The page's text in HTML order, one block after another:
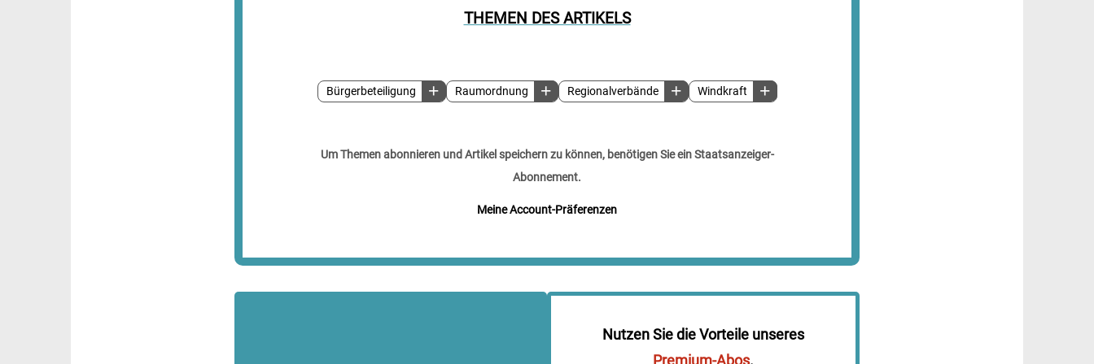
THEMEN DES ARTIKELS
Bürgerbeteiligung Raumordnung Regionalverbände Windkraft
Um Themen abonnieren und Artikel speichern zu können, benötigen Sie ein Staatsanzeiger-
Abonnement.
Meine Account-Präferenzen
Nutzen Sie die Vorteile unseres
Premium-Abos.